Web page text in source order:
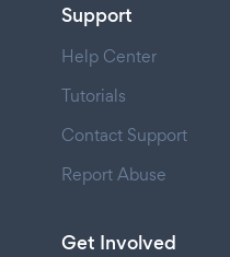
Support
Help Center
Tutorials
Contact Support
Report Abuse
Get Involved